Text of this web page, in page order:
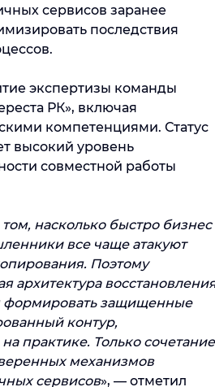
сервисов заранее
последствия
экспертизы команды
РК», включая
компетенциями. Статус
высокий уровень
совместной работы
насколько быстро бизнес
все чаще атакуют
Поэтому
архитектура
формировать защищенные
контур,
практике. Только сочетание
механизмов
сервисов», — отметил